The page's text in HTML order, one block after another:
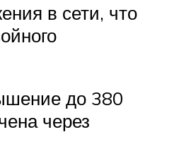
в сети, что
до 380
через